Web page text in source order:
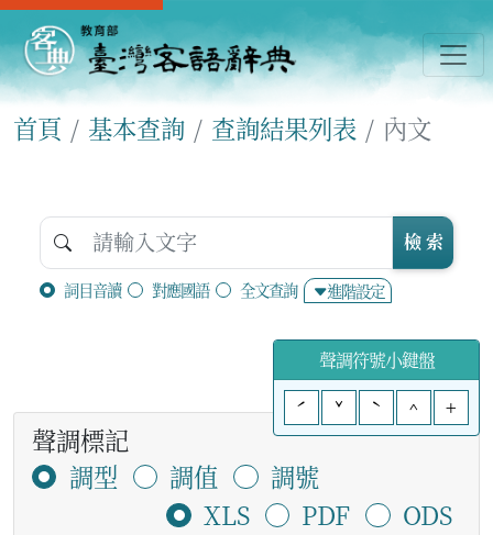
首頁 基本查詢 查詢結果列表 內文
詞目音讀 對應國語 全文查詢 進階設定
檢 索
聲調符號小鍵盤
ˊ
ˇ ˋ ^ +
聲調標記
調型
調值
調號
XLS
PDF
ODS